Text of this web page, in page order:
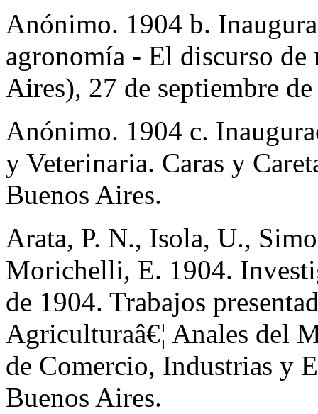
Anónimo. 1904 b.
agronomía - El discurso de
Aires), 27 de septiembre
Anónimo. 1904 c.
y Veterinaria. Caras y
Buenos Aires.
Arata, P. N., Isola, U.,
Morichelli, E. 1904.
de 1904. Trabajos
Agriculturaâ€¦ Anales del
de Comercio, Industrias y
Buenos Aires.